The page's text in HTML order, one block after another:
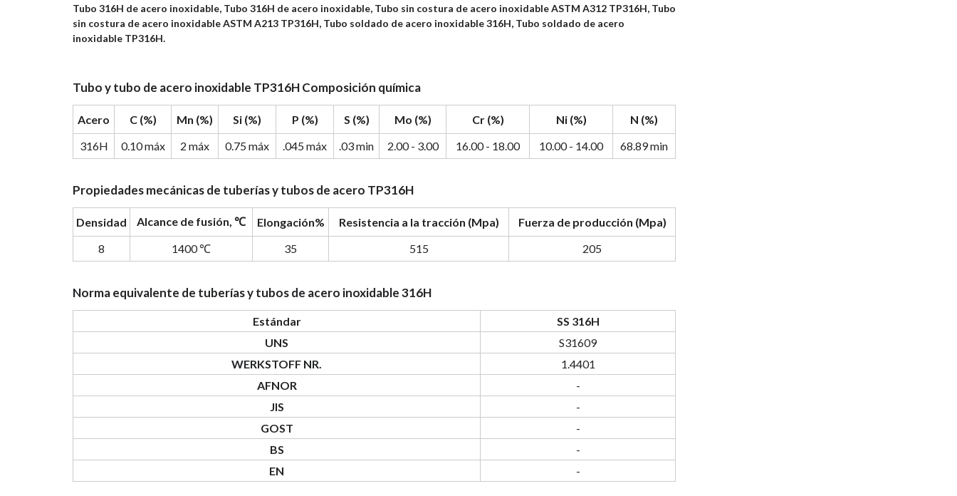
Tubo 316H de acero inoxidable, Tubo 316H de acero inoxidable, Tubo sin costura de acero inoxidable ASTM A312 TP316H, Tubo
sin costura de acero inoxidable ASTM A213 TP316H, Tubo soldado de acero inoxidable 316H, Tubo soldado de acero
inoxidable TP316H.
Tubo y tubo de acero inoxidable TP316H Composición química
Acero C (%) Mn (%) Si (%) P (%) S (%) Mo (%) Cr (%) Ni (%)
N (%)
316H
0.10 máx 2 máx 0.75 máx .045 máx .03 min 2.00 - 3.00 16.00 - 18.00 10.00 - 14.00 68.89 min
Propiedades mecánicas de tuberías y tubos de acero TP316H
Densidad Alcance de fusión, ℃ Elongación% Resistencia a la tracción (Mpa)
Fuerza de producción (Mpa)
8
1400 ℃ 35 515 205
Norma equivalente de tuberías y tubos de acero inoxidable 316H
Estándar
SS 316H
UNS
S31609
WERKSTOFF NR.
1.4401
AFNOR
-
JIS
-
GOST
-
BS
-
EN
-